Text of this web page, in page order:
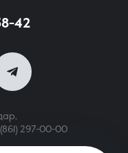
42
297-00-00